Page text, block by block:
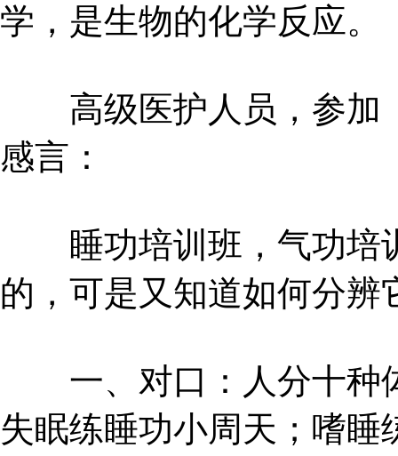
学，是生物的化学反应。
高级医护人员，参加
感言：
睡功培训班，气功培
的，可是又知道如何分辨
一、对口：人分十种
失眠练睡功小周天；嗜睡